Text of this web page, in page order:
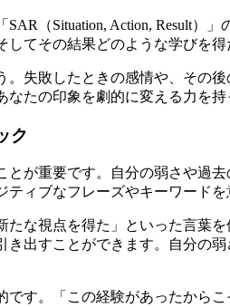
（Situation, Action, Result
てその結果どのような学びを
失敗したときの感情や、その
たの印象を劇的に変える力を持
ク
が重要です。自分の弱さや過
ィブなフレーズやキーワードを
な視点を得た」といった言葉
出すことができます。自分の
す。「この経験があったから